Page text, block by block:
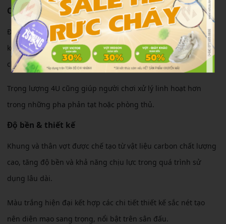
Cảm giác sử dụng
Độ cứng trung bình giúp cây vợt dễ làm quen và không quá
kén người chơi. Vợt hỗ trợ lực tốt, mang lại cảm giác đánh
chắc tay và dễ kiểm soát trong các tình huống cầu nhanh.
Trọng lượng 4U cũng giúp người chơi xử lý linh hoạt hơn
trong những pha phản tạt hoặc phòng thủ.
Độ bền & thiết kế
Khung và thân vợt được chế tạo từ vật liệu carbon chất lượng
cao, tăng độ bền và khả năng chịu lực trong quá trình sử
dụng lâu dài.
Màu trắng hiện đại kết hợp các chi tiết thiết kế sắc nét tạo
nên diện mạo sang trọng, nổi bật trên sân đấu.